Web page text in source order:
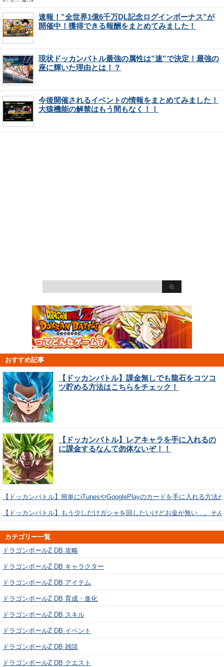
速報！”全世界1億6千万DL記念ログインボーナス”が
開催中！獲得できる報酬をまとめてみました！
現状ドッカンバトル最強の属性は”速”で決定！最強の
座に輝いた理由とは！？
今後開催されるイベントの情報をまとめてみました！
大猿機能の解禁はもう間もなく！！
おすすめ記事
【ドッカンバトル】課金無しでも龍石をコツコ
ツ貯める方法はこちらをチェック！
【ドッカンバトル】レアキャラを手に入れるの
に課金するなんて勿体ないぞ！！
【ドッカンバトル】簡単にiTunesやGooglePlayのカードを手に入れる方法
【ドッカンバトル】もう少しだけガシャを回したいけどお金が無い…。そ
カテゴリー一覧
ドラゴンボールZ DB 攻略
ドラゴンボールZ DB キャラクター
ドラゴンボールZ DB アイテム
ドラゴンボールZ DB 育成・進化
ドラゴンボールZ DB スキル
ドラゴンボールZ DB イベント
ドラゴンボールZ DB 雑談
ドラゴンボールZ DB クエスト